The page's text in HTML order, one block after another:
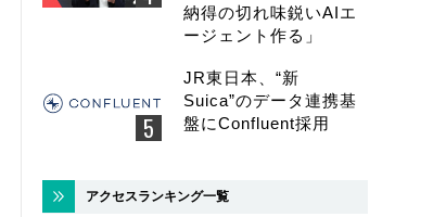
納得の切れ味鋭いAIエ
ージェント作る」
JR東日本、“新
Suica”のデータ連携基
盤にConfluent採用
アクセスランキング一覧